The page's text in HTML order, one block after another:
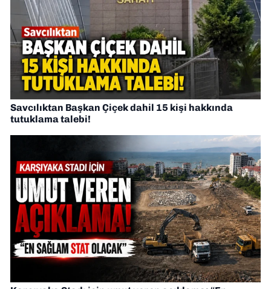
Savcılıktan Başkan Çiçek dahil 15 kişi hakkında
tutuklama talebi!